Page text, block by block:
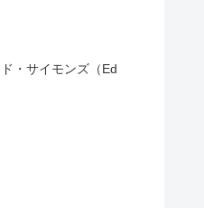
・サイモンズ（Ed